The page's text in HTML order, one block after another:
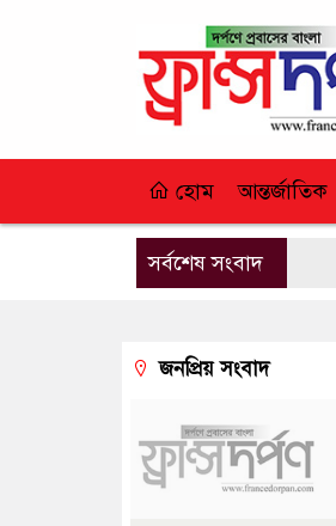
হোম আন্তর্জাতিক
সর্বশেষ সংবাদ
জনপ্রিয় সংবাদ